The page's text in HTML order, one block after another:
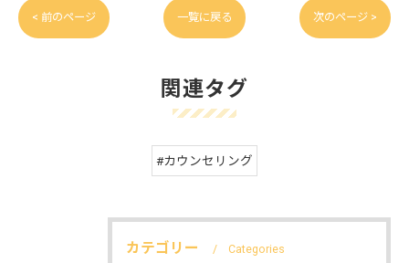
< 前のページ 一覧に戻る 次のページ >
関連タグ
#カウンセリング
カテゴリー Categories